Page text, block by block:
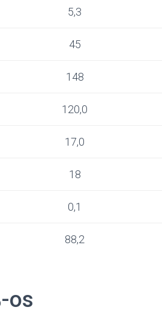
5,3
45
148
120,0
17,0
18
0,1
88,2
os